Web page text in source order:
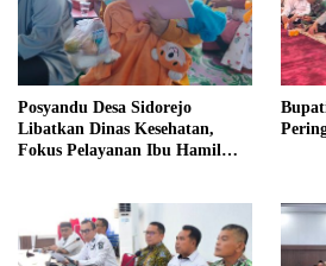
Posyandu Desa Sidorejo
Libatkan Dinas Kesehatan,
Fokus Pelayanan Ibu Hamil